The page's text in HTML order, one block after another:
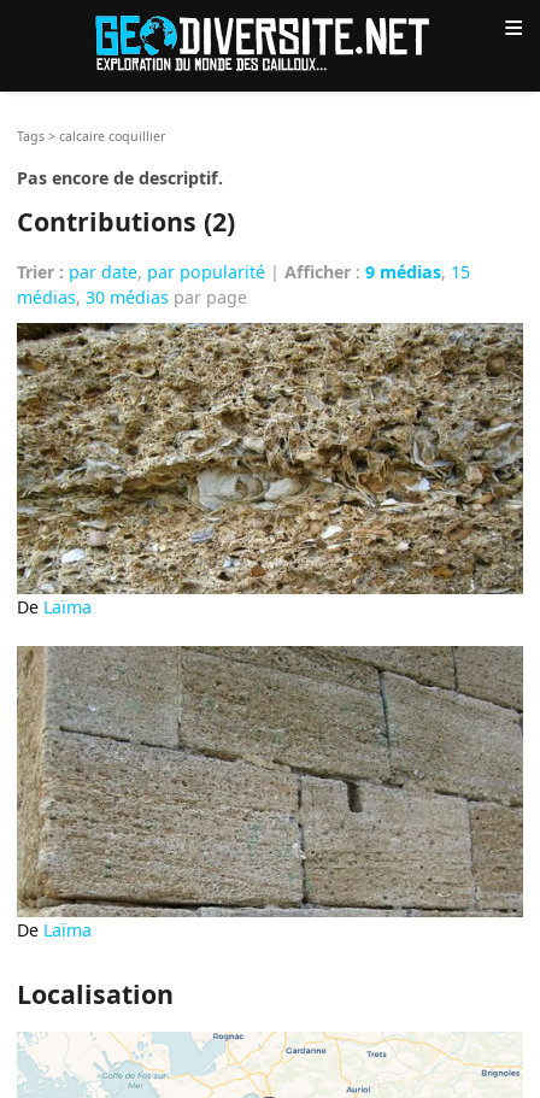
≡
Tags >calcaire coquillier
Pas encore de descriptif.
Contributions (2)
Trier : par date, par popularité |Afficher :9 médias, 15
médias,30 médias par page
De Laïma
De Laïma
Localisation